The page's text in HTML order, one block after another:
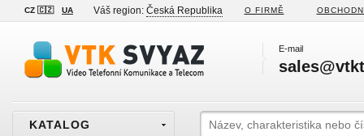
CZ 🇨🇿 UA Váš region: Česká Republika O FIRMĚ
E-mail
KATALOG